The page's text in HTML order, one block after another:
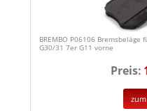
BREMBO P06106
G30/31 7er G11 vorne
Preis: